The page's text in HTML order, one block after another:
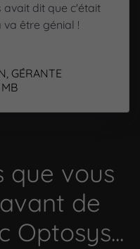
avait dit que c'était
être génial !
GÉRANTE
que vous
de
Optosys...